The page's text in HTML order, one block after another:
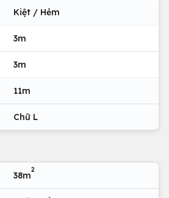
Kiệt / Hẻm
3m
3m
11m
Chữ L
38m
2